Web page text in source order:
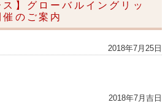
ス】グローバルイングリッ
のご案内
2018年7月25日
2018年7月吉日